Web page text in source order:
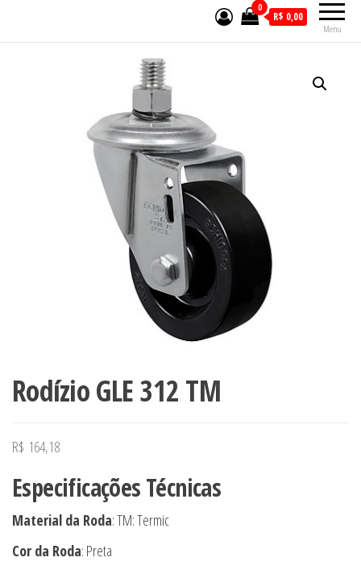
Menu
0
R$ 0,00
Rodízio GLE 312 TM
R$ 164,18
Especificações Técnicas
Material da Roda: TM: Termic
Cor da Roda: Preta